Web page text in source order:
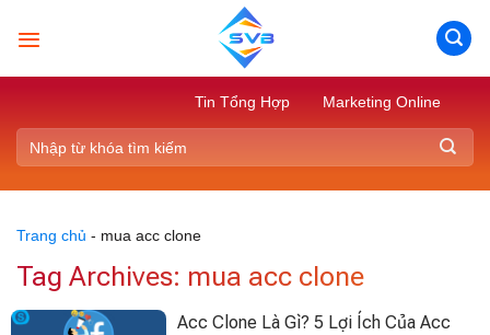
Tin Tổng Hợp Marketing Online
Trang chủ - mua acc clone
Tag Archives: mua acc clone
Acc Clone Là Gì? 5 Lợi Ích Của Acc